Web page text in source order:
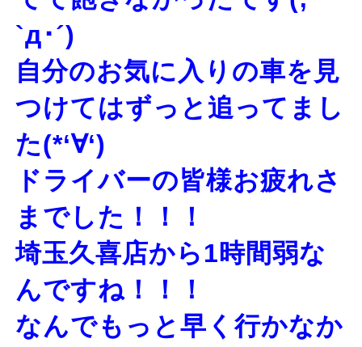
`д･´)
自分のお気に入りの車を見
つけてはずっと追ってまし
た(*‘∀‘)
ドライバーの皆様お疲れさ
までした！！！
埼玉久喜店から1時間弱な
んですね！！！
なんでもっと早く行かなか